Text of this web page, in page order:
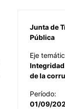
Junta de
Pública
Eje
de la
Período:
01/09/